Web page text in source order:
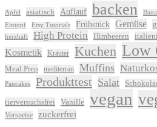
Apfel asiatisch Auflauf backen
Eintopf
Etsy Tutorials Frühstück Gemüse
herzhaft High Protein Himbeeren
Kosmetik Kräuter Kuchen Low
Meal Prep mediterran Muffins
Pancakes Produkttest Salat
tierversuchsfrei Vanille vegan
Vorspeise zuckerfrei